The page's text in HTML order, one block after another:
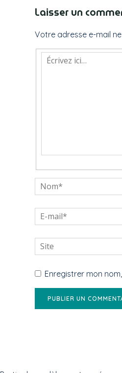
Laisser un
Votre adresse e-mail
Écrivez
Nom*
E-
mail*
Site
Enregistrer mon